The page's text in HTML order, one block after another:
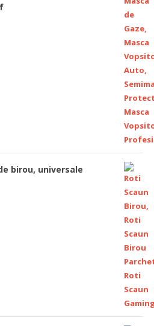
birou, universale